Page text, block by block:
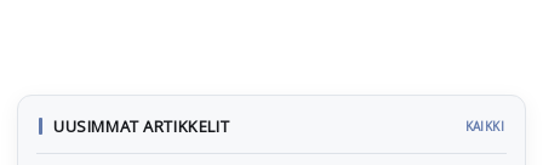
UUSIMMAT ARTIKKELIT KAIKKI